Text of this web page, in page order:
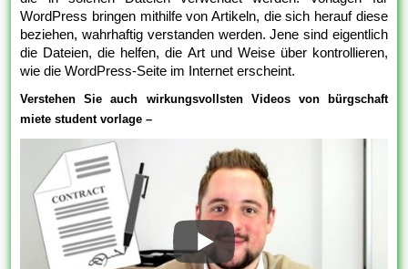
WordPress bringen mithilfe von Artikeln, die sich herauf diese
beziehen, wahrhaftig verstanden werden. Jene sind eigentlich
die Dateien, die helfen, die Art und Weise über kontrollieren,
wie die WordPress-Seite im Internet erscheint.
Verstehen Sie auch wirkungsvollsten Videos von bürgschaft
miete student vorlage –